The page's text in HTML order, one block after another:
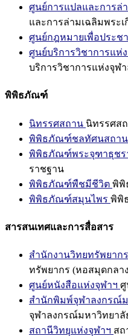
ศูนย์การแปลและการล่
และการล่ามเฉลิมพระเ
ศูนย์กฎหมายเพื่อประช
ศูนย์บริการวิชาการแห่
บริการวิชาการแห่งจุฬ
พิพิธภัณฑ์
นิทรรศสถาน นิทรรศส
พิพิธภัณฑ์ชลทัศนสถาน
พิพิธภัณฑ์พระจุฑาธุชร
ราชฐาน
พิพิธภัณฑ์พืชมีชีวิต พิพิ
พิพิธภัณฑ์สมุนไพร พิพิ
สารสนเทศและการสื่อสาร
สำนักงานวิทยทรัพยาก
ทรัพยากร (หอสมุดกลา
ศูนย์หนังสือแห่งจุฬาฯ ศู
สำนักพิมพ์จุฬาลงกรณ์
จุฬาลงกรณ์มหาวิทยาลั
สถานีวิทยุแห่งจุฬาฯ สถ